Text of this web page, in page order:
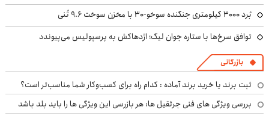
بُرد ۳۰۰۰ کیلومتری جنگنده سوخو-۳۰ با مخزن سوخت ۹.۶ تُنی
توافق سرخ‌ها با ستاره جوان لیگ؛ اژدهاکش به پرسپولیس می‌پیوندد
بازرگانی
ثبت برند یا خرید برند آماده : کدام راه برای کسب‌وکار شما مناسب‌تر است؟
بررسی ویژگی های فنی جرثقیل ها: هر بازرسی این ویژگی ها را باید بلد باشد